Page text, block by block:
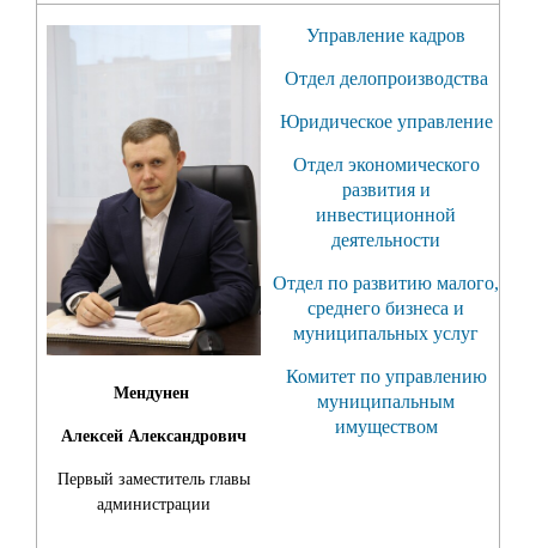
Мендунен
Алексей Александрович
Первый заместитель главы
администрации
Управление кадров
Отдел делопроизводства
Юридическое управление
Отдел экономического
развития и
инвестиционной
деятельности
Отдел по развитию малого,
среднего бизнеса и
муниципальных услуг
Комитет по управлению
муниципальным
имуществом